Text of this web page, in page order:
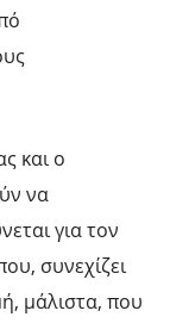
και ο
να
για τον
συνεχίζει
μάλιστα, που